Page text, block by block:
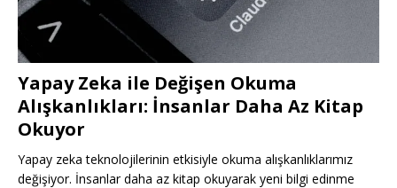
Yapay Zeka ile Değişen Okuma
Alışkanlıkları: İnsanlar Daha Az Kitap
Okuyor
Yapay zeka teknolojilerinin etkisiyle okuma alışkanlıklarımız
değişiyor. İnsanlar daha az kitap okuyarak yeni bilgi edinme